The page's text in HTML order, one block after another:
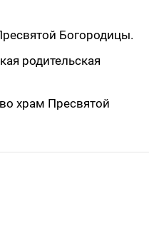
Богородицы.
родительская
храм Пресвятой